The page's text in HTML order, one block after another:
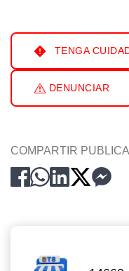
TENGA
DENUNCIAR
COMPARTIR